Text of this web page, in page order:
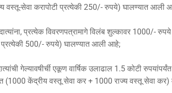
वस्तू-सेवा करापोटी प्रत्येकी 250/- रुपये) घालण्यात आली
प्रत्येक विवरणपत्रामागे विलंब शुल्कावर 1000/-
प्रत्येकी 500/- रुपये) घालण्यात आली आहे;
गेल्यावषीर्ची एकूण वार्षिक उलाढाल 1.5 कोटी
(1000 केंद्रीय वस्तू सेवा कर + 1000 राज्य वस्तू सेवा कर)